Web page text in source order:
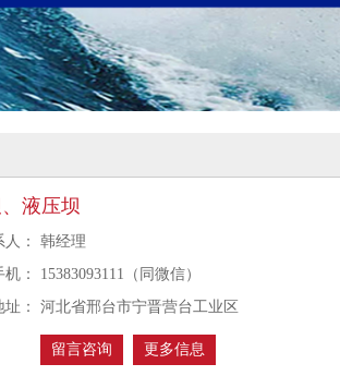
液压坝
：
韩经理
机：
15383093111（同微信）
址：
河北省邢台市宁晋营台工业区
留言咨询 更多信息